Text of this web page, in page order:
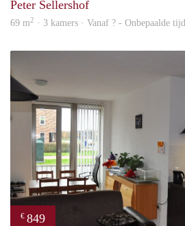
Peter Sellershof
69 m2 · 3 kamers · Vanaf ? - Onbepaalde tijd
€ 849